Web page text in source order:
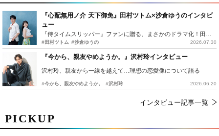
PICKUP
『心配無用ノ介 天下御免』田村ツトム×沙倉ゆうのインタビ
ュー
#田村ツトム #沙倉ゆうの 2026.07.30
『今から、親友やめようか。』沢村玲インタビュー
沢村玲、親友から一線を越えて…理想の恋愛像について語る
#今から、親友やめようか。 #沢村玲 2026.06.20
インタビュー記事一覧